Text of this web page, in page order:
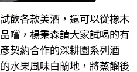
飲各款美酒，還可以從橡木
嚐，楊秉森請大家試喝的有
契約合作的深耕園系列酒
水果風味白蘭地，將蒸餾後